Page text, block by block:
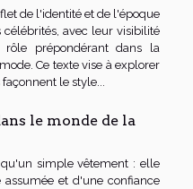
de l'identité et de l'époque
avec leur visibilité
prépondérant dans la
Ce texte vise à explorer
le style...
le monde de la
simple vêtement : elle
et d'une confiance